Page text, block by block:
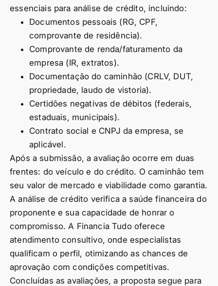
essenciais para análise de crédito, incluindo:
Documentos pessoais (RG, CPF,
comprovante de residência).
Comprovante de renda/faturamento da
empresa (IR, extratos).
Documentação do caminhão (CRLV, DUT,
propriedade, laudo de vistoria).
Certidões negativas de débitos (federais,
estaduais, municipais).
Contrato social e CNPJ da empresa, se
aplicável.
Após a submissão, a avaliação ocorre em duas
frentes: do veículo e do crédito. O caminhão tem
seu valor de mercado e viabilidade como garantia.
A análise de crédito verifica a saúde financeira do
proponente e sua capacidade de honrar o
compromisso. A Financia Tudo oferece
atendimento consultivo, onde especialistas
qualificam o perfil, otimizando as chances de
aprovação com condições competitivas.
Concluídas as avaliações, a proposta segue para